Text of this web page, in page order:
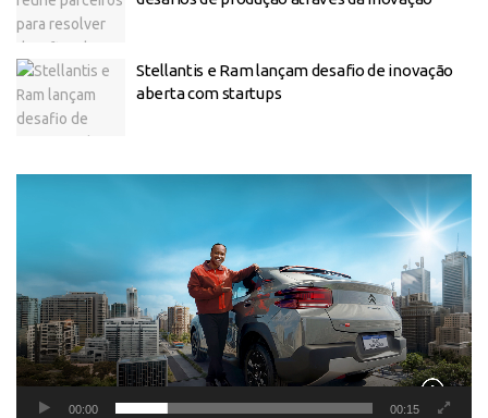
Stellantis e Ram lançam desafio de inovação
aberta com startups
00:00 00:15